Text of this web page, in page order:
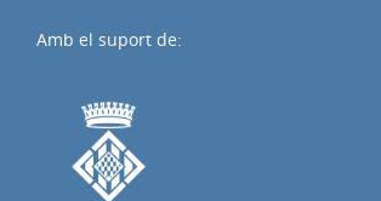
Amb el suport de: